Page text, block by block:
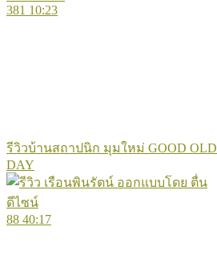
381 10:23
รีวิวบ้านสถาปนิก มุมใหม่ GOOD OLD
DAY
88 40:17